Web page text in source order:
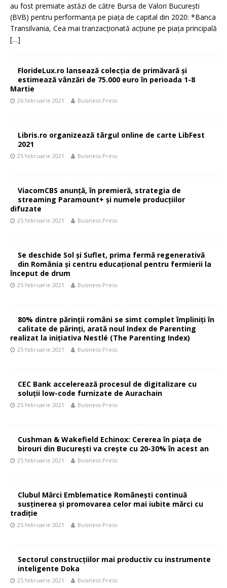
au fost premiate astăzi de către Bursa de Valori București
(BVB) pentru performanța pe piața de capital din 2020: *Banca
Transilvania, Cea mai tranzacționată acțiune pe piața principală
[…]
FlorideLux.ro lansează colecția de primăvară și
estimează vânzări de 75.000 euro în perioada 1-8
Martie
26 februarie 2021 Business Press
Libris.ro organizează târgul online de carte LibFest
2021
25 februarie 2021 Business Press
ViacomCBS anunță, în premieră, strategia de
streaming Paramount+ și numele producțiilor
difuzate
25 februarie 2021 Business Press
Se deschide Sol și Suflet, prima fermă regenerativă
din România și centru educațional pentru fermierii la
început de drum
25 februarie 2021 Business Press
80% dintre părinții români se simt complet împliniți în
calitate de părinți, arată noul Index de Parenting
realizat la inițiativa Nestlé (The Parenting Index)
25 februarie 2021 Business Press
CEC Bank accelerează procesul de digitalizare cu
soluții low-code furnizate de Aurachain
25 februarie 2021 Business Press
Cushman & Wakefield Echinox: Cererea în piaţa de
birouri din Bucureşti va creşte cu 20-30% în acest an
25 februarie 2021 Business Press
Clubul Mărci Emblematice Românești continuă
susținerea și promovarea celor mai iubite mărci cu
tradiție
25 februarie 2021 Business Press
Sectorul construcțiilor mai productiv cu instrumente
inteligente Doka
25 februarie 2021 Business Press